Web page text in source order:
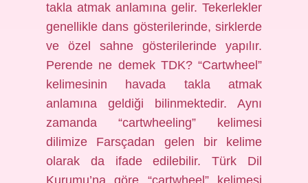
takla atmak anlamına gelir. Tekerlekler
genellikle dans gösterilerinde, sirklerde
ve özel sahne gösterilerinde yapılır.
Perende ne demek TDK? “Cartwheel”
kelimesinin havada takla atmak
anlamına geldiği bilinmektedir. Aynı
zamanda “cartwheeling” kelimesi
dilimize Farsçadan gelen bir kelime
olarak da ifade edilebilir. Türk Dil
Kurumu’na göre “cartwheel” kelimesi